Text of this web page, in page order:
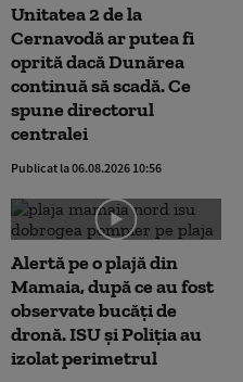
Unitatea 2 de la
Cernavodă ar putea fi
oprită dacă Dunărea
continuă să scadă. Ce
spune directorul
centralei
Publicat la 06.08.2026 10:56
Alertă pe o plajă din
Mamaia, după ce au fost
observate bucăți de
dronă. ISU și Poliția au
izolat perimetrul